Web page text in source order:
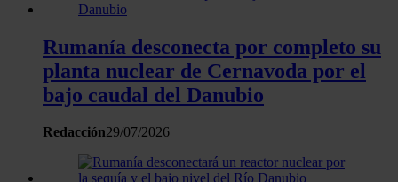
nuestros partners de redes sociales, publicidad y análisis
que les haya proporcionado o que hayan recopilado a
partir del uso que haya hecho de sus servicios.
Rumanía desconecta por completo su
planta nuclear de Cernavoda por el
bajo caudal del Danubio
Redacción29/07/2026